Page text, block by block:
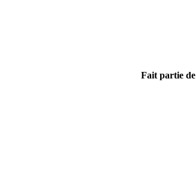
Fait partie de